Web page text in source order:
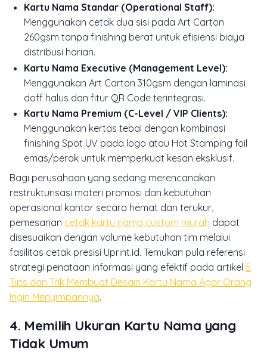
Kartu Nama Standar (Operational Staff):
Menggunakan cetak dua sisi pada Art Carton
260gsm tanpa finishing berat untuk efisiensi biaya
distribusi harian.
Kartu Nama Executive (Management Level):
Menggunakan Art Carton 310gsm dengan laminasi
doff halus dan fitur QR Code terintegrasi.
Kartu Nama Premium (C-Level / VIP Clients):
Menggunakan kertas tebal dengan kombinasi
finishing Spot UV pada logo atau Hot Stamping foil
emas/perak untuk memperkuat kesan eksklusif.
Bagi perusahaan yang sedang merencanakan
restrukturisasi materi promosi dan kebutuhan
operasional kantor secara hemat dan terukur,
pemesanan cetak kartu nama custom murah dapat
disesuaikan dengan volume kebutuhan tim melalui
fasilitas cetak presisi Uprint.id. Temukan pula referensi
strategi penataan informasi yang efektif pada artikel 5
Tips dan Trik Membuat Desain Kartu Nama Agar Orang
Ingin Menyimpannya.
4. Memilih Ukuran Kartu Nama yang
Tidak Umum